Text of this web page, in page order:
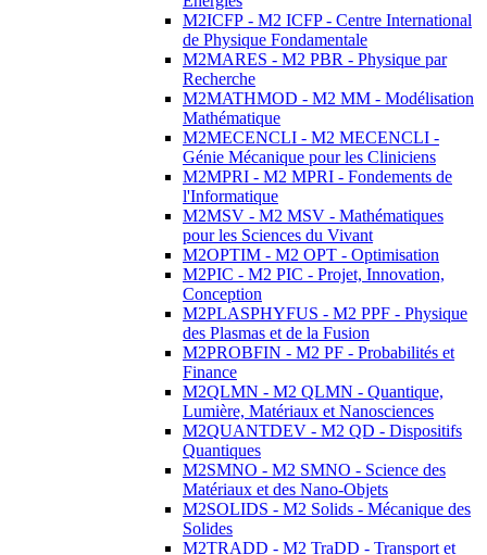
M2ICFP - M2 ICFP - Centre International
de Physique Fondamentale
M2MARES - M2 PBR - Physique par
Recherche
M2MATHMOD - M2 MM - Modélisation
Mathématique
M2MECENCLI - M2 MECENCLI -
Génie Mécanique pour les Cliniciens
M2MPRI - M2 MPRI - Fondements de
l'Informatique
M2MSV - M2 MSV - Mathématiques
pour les Sciences du Vivant
M2OPTIM - M2 OPT - Optimisation
M2PIC - M2 PIC - Projet, Innovation,
Conception
M2PLASPHYFUS - M2 PPF - Physique
des Plasmas et de la Fusion
M2PROBFIN - M2 PF - Probabilités et
Finance
M2QLMN - M2 QLMN - Quantique,
Lumière, Matériaux et Nanosciences
M2QUANTDEV - M2 QD - Dispositifs
Quantiques
M2SMNO - M2 SMNO - Science des
Matériaux et des Nano-Objets
M2SOLIDS - M2 Solids - Mécanique des
Solides
M2TRADD - M2 TraDD - Transport et